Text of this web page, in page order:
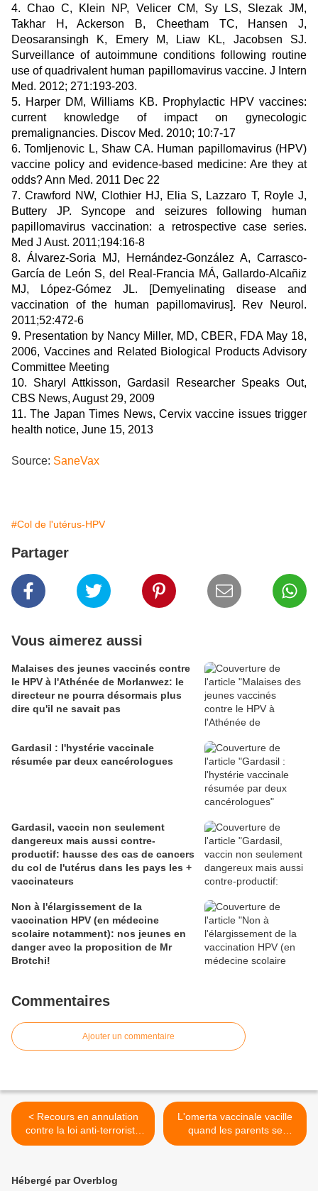
4. Chao C, Klein NP, Velicer CM, Sy LS, Slezak JM,
Takhar H, Ackerson B, Cheetham TC, Hansen J,
Deosaransingh K, Emery M, Liaw KL, Jacobsen SJ.
Surveillance of autoimmune conditions following routine
use of quadrivalent human papillomavirus vaccine. J Intern
Med. 2012; 271:193-203.
5. Harper DM, Williams KB. Prophylactic HPV vaccines:
current knowledge of impact on gynecologic
premalignancies. Discov Med. 2010; 10:7-17
6. Tomljenovic L, Shaw CA. Human papillomavirus (HPV)
vaccine policy and evidence-based medicine: Are they at
odds? Ann Med. 2011 Dec 22
7. Crawford NW, Clothier HJ, Elia S, Lazzaro T, Royle J,
Buttery JP. Syncope and seizures following human
papillomavirus vaccination: a retrospective case series.
Med J Aust. 2011;194:16-8
8. Álvarez-Soria MJ, Hernández-González A, Carrasco-
García de León S, del Real-Francia MÁ, Gallardo-Alcañiz
MJ, López-Gómez JL. [Demyelinating disease and
vaccination of the human papillomavirus]. Rev Neurol.
2011;52:472-6
9. Presentation by Nancy Miller, MD, CBER, FDA May 18,
2006, Vaccines and Related Biological Products Advisory
Committee Meeting
10. Sharyl Attkisson, Gardasil Researcher Speaks Out,
CBS News, August 29, 2009
11. The Japan Times News, Cervix vaccine issues trigger
health notice, June 15, 2013
Source: SaneVax
#Col de l'utérus-HPV
Partager
Vous aimerez aussi
Malaises des jeunes vaccinés contre
le HPV à l'Athénée de Morlanwez: le
directeur ne pourra désormais plus
dire qu'il ne savait pas
Gardasil : l'hystérie vaccinale
résumée par deux cancérologues
Gardasil, vaccin non seulement
dangereux mais aussi contre-
productif: hausse des cas de cancers
du col de l'utérus dans les pays les +
vaccinateurs
Non à l'élargissement de la
vaccination HPV (en médecine
scolaire notamment): nos jeunes en
danger avec la proposition de Mr
Brotchi!
Commentaires
Ajouter un commentaire
< Recours en annulation
contre la loi anti-terroriste
en Belgique
L'omerta vaccinale vacille
quand les parents se
bougent >
Hébergé par Overblog